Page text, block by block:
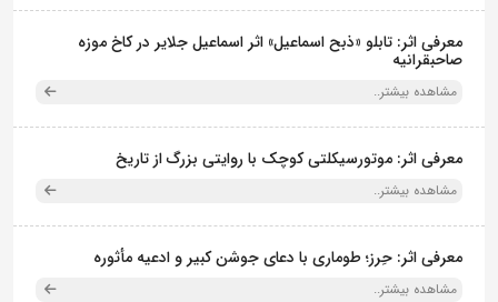
معرفی اثر: تابلو «ذبح اسماعیل» اثر اسماعیل جلایر در کاخ موزه
صاحبقرانیه
مشاهده بیشتر..
معرفی اثر: موتورسیکلتی کوچک با روایتی بزرگ از تاریخ
مشاهده بیشتر..
معرفی اثر: حِرز؛ طوماری با دعای جوشن کبیر و ادعیه مأثوره
مشاهده بیشتر..